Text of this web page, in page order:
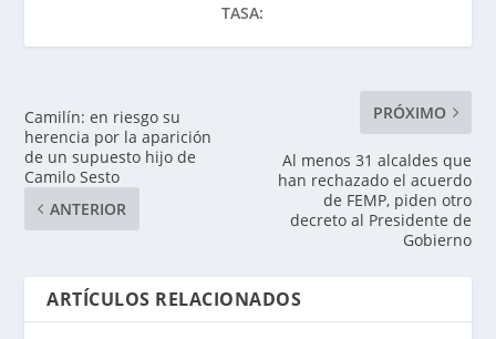
TASA:
Camilín: en riesgo su
herencia por la aparición
de un supuesto hijo de
Camilo Sesto
ANTERIOR
PRÓXIMO
Al menos 31 alcaldes que
han rechazado el acuerdo
de FEMP, piden otro
decreto al Presidente de
Gobierno
ARTÍCULOS RELACIONADOS